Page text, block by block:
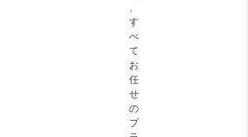
す
べ
て
お
任
せ
の
プ